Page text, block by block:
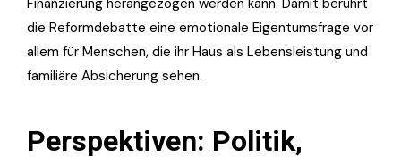
die Reformdebatte eine emotionale Eigentumsfrage vor
allem für Menschen, die ihr Haus als Lebensleistung und
familiäre Absicherung sehen.
Perspektiven: Politik,